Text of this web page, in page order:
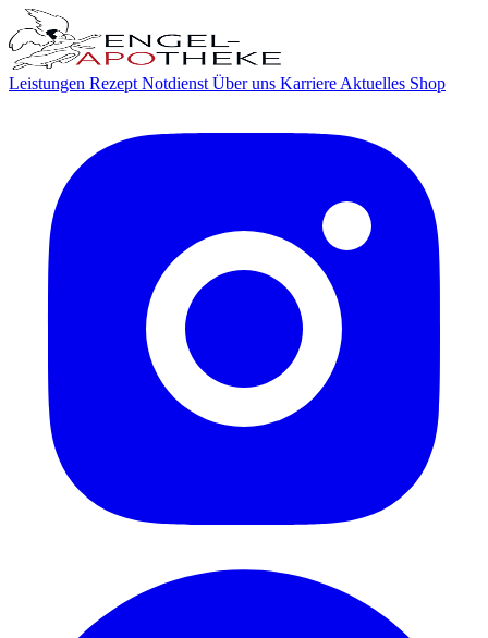
Leistungen Rezept Notdienst Über uns Karriere Aktuelles Shop